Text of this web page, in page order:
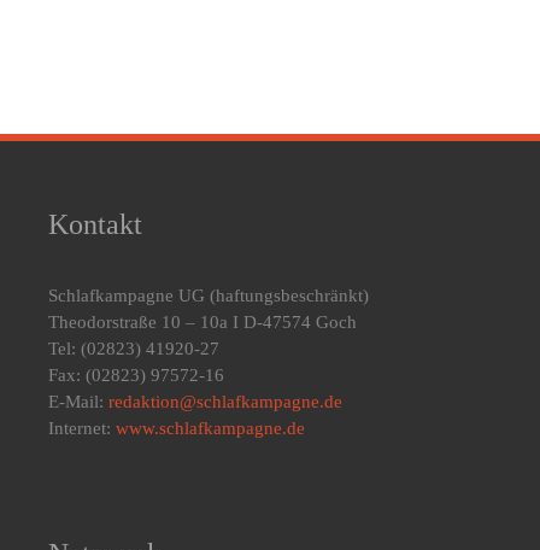
Kontakt
Schlafkampagne UG (haftungsbeschränkt)
Theodorstraße 10 – 10a I D-47574 Goch
Tel: (02823) 41920-27
Fax: (02823) 97572-16
E-Mail: redaktion@schlafkampagne.de
Internet: www.schlafkampagne.de